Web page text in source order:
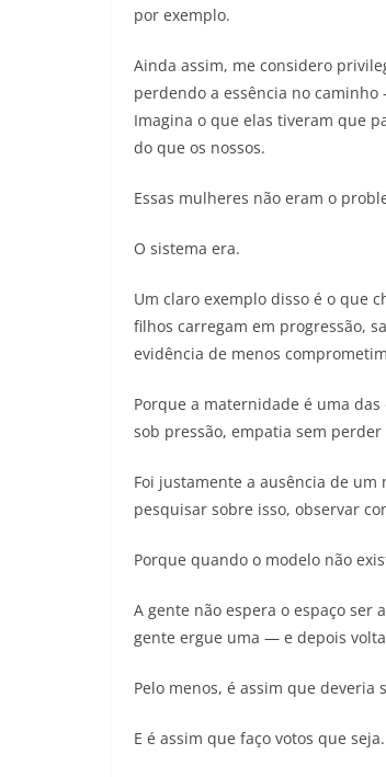
por exemplo.
Ainda assim, me considero
perdendo a essência no
Imagina o que elas tiveram que
do que os nossos.
Essas mulheres não eram o
O sistema era.
Um claro exemplo disso é o que
filhos carregam em progressão,
evidência de menos
Porque a maternidade é uma
sob pressão, empatia sem
Foi justamente a ausência de
pesquisar sobre isso, observar
Porque quando o modelo não
A gente não espera o espaço ser
gente ergue uma — e depois
Pelo menos, é assim que deveria
E é assim que faço votos que seja.